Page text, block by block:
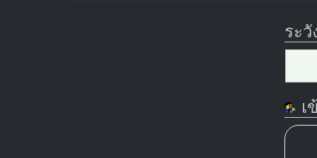
ระวั
เ